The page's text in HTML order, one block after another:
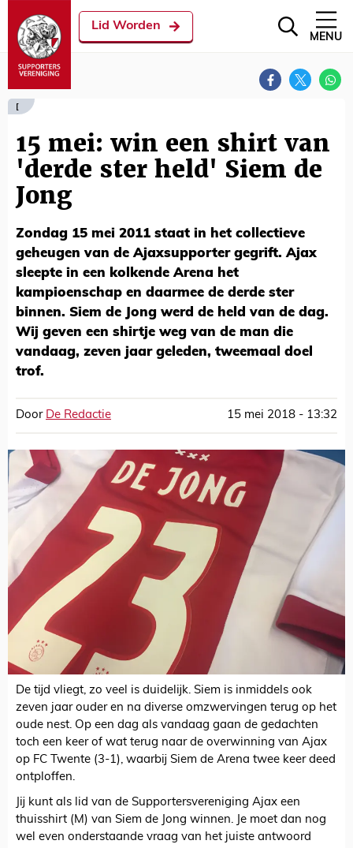
Lid Worden
MENU
[
15 mei: win een shirt van
'derde ster held' Siem de
Jong
Zondag 15 mei 2011 staat in het collectieve
geheugen van de Ajaxsupporter gegrift. Ajax
sleepte in een kolkende Arena het
kampioenschap en daarmee de derde ster
binnen. Siem de Jong werd de held van de dag.
Wij geven een shirtje weg van de man die
vandaag, zeven jaar geleden, tweemaal doel
trof.
Door De Redactie 15 mei 2018 - 13:32
De tijd vliegt, zo veel is duidelijk. Siem is inmiddels ook
zeven jaar ouder en na diverse omzwervingen terug op het
oude nest. Op een dag als vandaag gaan de gedachten
toch een keer of wat terug naar de overwinning van Ajax
op FC Twente (3-1), waarbij Siem de Arena twee keer deed
ontploffen.
Jij kunt als lid van de Supportersvereniging Ajax een
thuisshirt (M) van Siem de Jong winnen. Je moet dan nog
wel even onderstaande vraag van het juiste antwoord